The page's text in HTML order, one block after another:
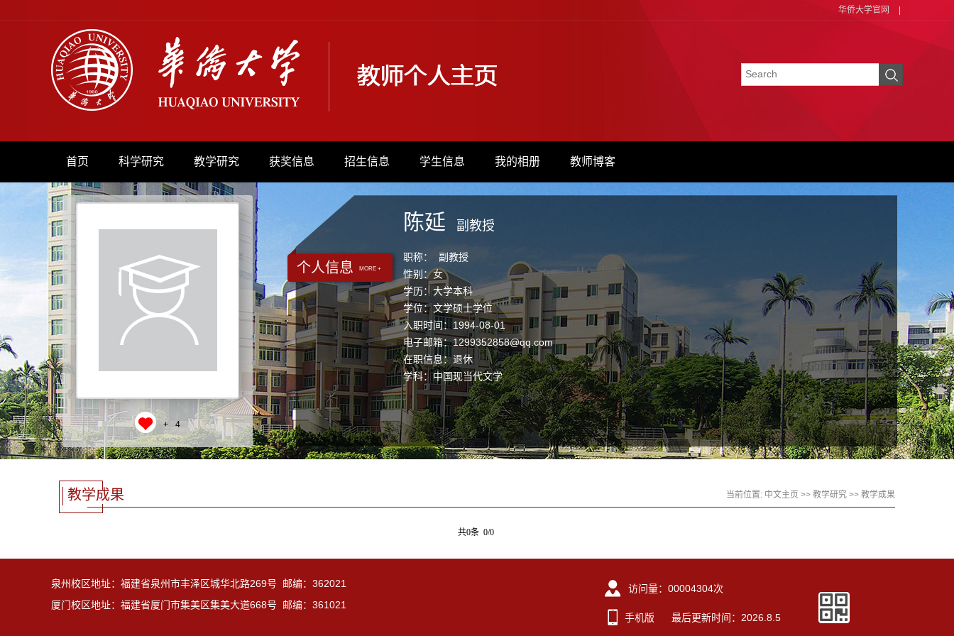
华侨大学官网
首页 科学研究 教学研究 获奖信息 招生信息 学生信息 我的相册 教师博客
+ 4
个人信息 MORE +
陈延 副教授
职称： 副教授
性别：女
学历：大学本科
学位：文学硕士学位
入职时间：1994-08-01
电子邮箱：1299352858@qq.com
在职信息：退休
学科：中国现当代文学
教学成果 当前位置: 中文主页 >> 教学研究 >> 教学成果
共0条 0/0
泉州校区地址：福建省泉州市丰泽区城华北路269号 邮编：362021
厦门校区地址：福建省厦门市集美区集美大道668号 邮编：361021
访问量： 00004304次
手机版 最后更新时间： 2026 8 5